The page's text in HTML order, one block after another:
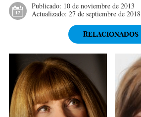
Publicado: 10 de noviembre de 2013
Actualizado: 27 de septiembre de 2018
RELACIONADOS